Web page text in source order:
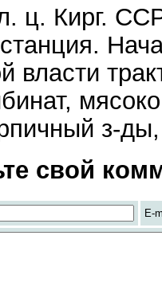
ц. Кирг.
власти
з-
свой
E-